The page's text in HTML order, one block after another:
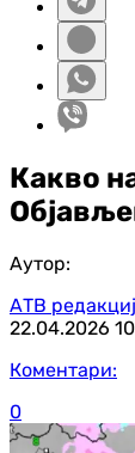
Какво
Аутор:
АТВ
22.04.2026
Коментари:
0